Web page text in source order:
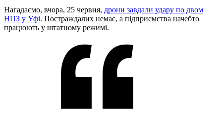
Нагадаємо, вчора, 25 червня, дрони завдали удару по двом
НПЗ у Уфі. Постраждалих немає, а підприємства начебто
працюють у штатному режимі.